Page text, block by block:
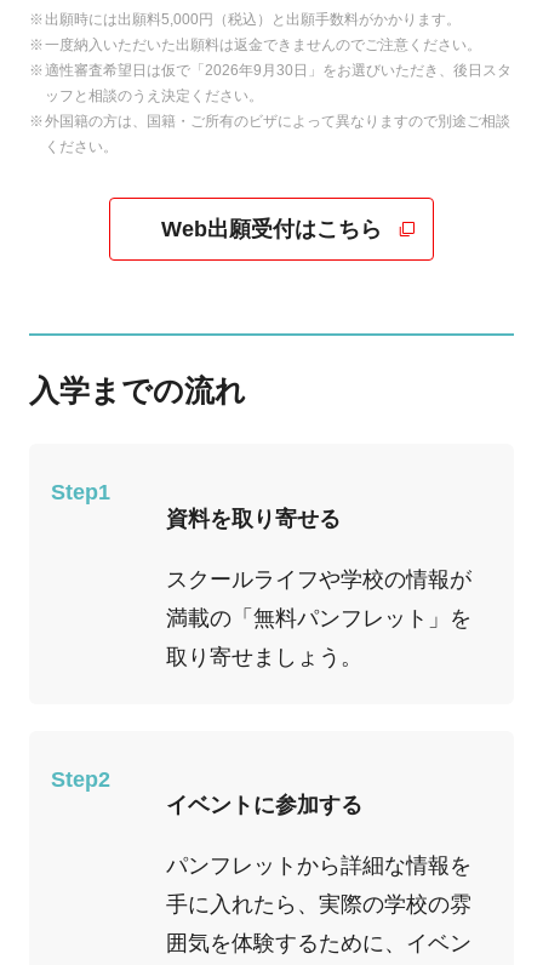
出願時には出願料5,000円（税込）と出願手数料がかかります。
一度納入いただいた出願料は返金できませんのでご注意ください。
適性審査希望日は仮で「2026年9月30日」をお選びいただき、後日スタ
ッフと相談のうえ決定ください。
外国籍の方は、国籍・ご所有のビザによって異なりますので別途ご相談
ください。
Web出願受付はこちら
入学までの流れ
Step1
資料を取り寄せる
スクールライフや学校の情報が
満載の「無料パンフレット」を
取り寄せましょう。
Step2
イベントに参加する
パンフレットから詳細な情報を
手に入れたら、実際の学校の雰
囲気を体験するために、イベン